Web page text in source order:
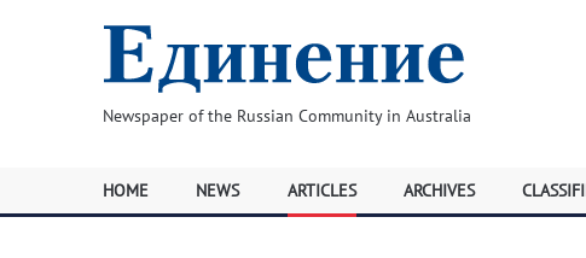
Newspaper of the Russian Community in Australia
HOME NEWS ARTICLES ARCHIVES